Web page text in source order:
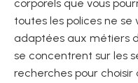
corporels que vous
toutes les polices ne se
adaptées aux métiers
se concentrent sur les
recherches pour